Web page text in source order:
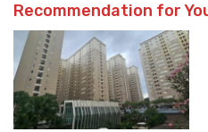
Recommendation for